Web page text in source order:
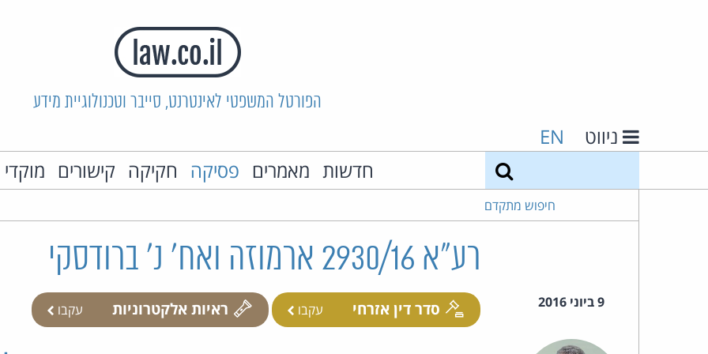
הפורטל המשפטי לאינטרנט, סייבר וטכנולוגיית מידע
ניווט EN
חדשות מאמרים פסיקה חקיקה קישורים
חיפוש מתקדם
רע"א 2930/16 ארמוזה ואח' נ' ברודסקי
9 ביוני 2016 סדר דין אזרחי עקבו ראיות אלקטרוניות עקבו